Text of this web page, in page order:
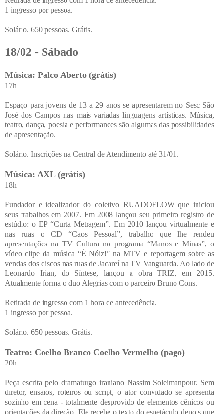
1 ingresso por pessoa.
Solário. 650 pessoas. Grátis.
18/02 - Sábado
Música: Palco Aberto (grátis)
17h
Espaço para jovens de 13 a 29 anos se apresentarem no Sesc São
José dos Campos nas mais variadas linguagens artísticas. Música,
teatro, dança, poesia e performances são algumas das possibilidades
de apresentação.
Solário. Inscrições na Central de Atendimento até 31/01.
Música: AXL (grátis)
18h
Fundador e idealizador do coletivo RUADOFLOW que iniciou
seus trabalhos em 2007. Em 2008 lançou seu primeiro registro de
estúdio: o EP “Curta Metragem”. Em 2010 lançou virtualmente e
nas ruas o CD “Caos Pessoal”, trabalho que lhe rendeu
apresentações na TV Cultura no programa “Manos e Minas”, o
vídeo clipe da música “É Nóiz!” na MTV e reportagem sobre as
vendas dos discos nas ruas de Jacareí na TV Vanguarda. Ao lado de
Leonardo Irian, do Síntese, lançou a obra TRIZ, em 2015.
Atualmente forma o duo Alegrias com o parceiro Bruno Cons.
Retirada de ingresso com 1 hora de antecedência.
1 ingresso por pessoa.
Solário. 650 pessoas. Grátis.
Teatro: Coelho Branco Coelho Vermelho (pago)
20h
Peça escrita pelo dramaturgo iraniano Nassim Soleimanpour. Sem
diretor, ensaios, roteiros ou script, o ator convidado se apresenta
sozinho em cena - totalmente desprovido de elementos cênicos ou
orientações da direção. Ele recebe o texto do espetáculo depois que